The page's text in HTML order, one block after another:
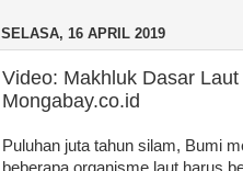
SELASA, 16 APRIL 2019
Video: Makhluk Dasar
Mongabay.co.id
Puluhan juta tahun silam, Bumi